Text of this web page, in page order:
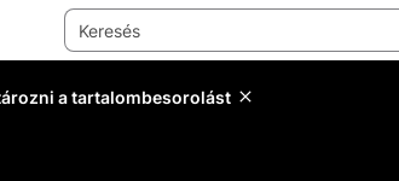
a tartalombesorolást